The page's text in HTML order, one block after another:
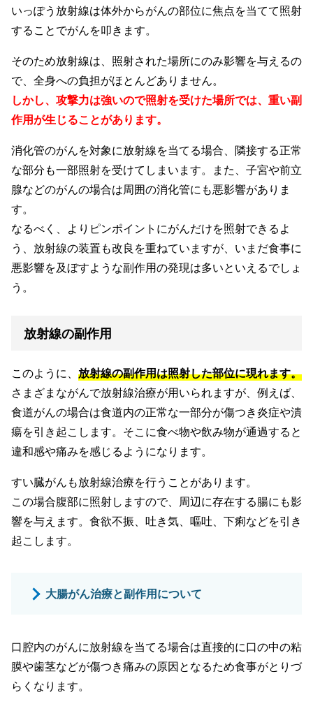
いっぽう放射線は体外からがんの部位に焦点を当てて照射
することでがんを叩きます。
そのため放射線は、照射された場所にのみ影響を与えるの
で、全身への負担がほとんどありません。
しかし、攻撃力は強いので照射を受けた場所では、重い副
作用が生じることがあります。
消化管のがんを対象に放射線を当てる場合、隣接する正常
な部分も一部照射を受けてしまいます。また、子宮や前立
腺などのがんの場合は周囲の消化管にも悪影響がありま
す。
なるべく、よりピンポイントにがんだけを照射できるよ
う、放射線の装置も改良を重ねていますが、いまだ食事に
悪影響を及ぼすような副作用の発現は多いといえるでしょ
う。
放射線の副作用
このように、 放射線の副作用は照射した部位に現れます。
さまざまながんで放射線治療が用いられますが、例えば、
食道がんの場合は食道内の正常な一部分が傷つき炎症や潰
瘍を引き起こします。そこに食べ物や飲み物が通過すると
違和感や痛みを感じるようになります。
すい臓がんも放射線治療を行うことがあります。
この場合腹部に照射しますので、周辺に存在する腸にも影
響を与えます。食欲不振、吐き気、嘔吐、下痢などを引き
起こします。
大腸がん治療と副作用について
口腔内のがんに放射線を当てる場合は直接的に口の中の粘
膜や歯茎などが傷つき痛みの原因となるため食事がとりづ
らくなります。